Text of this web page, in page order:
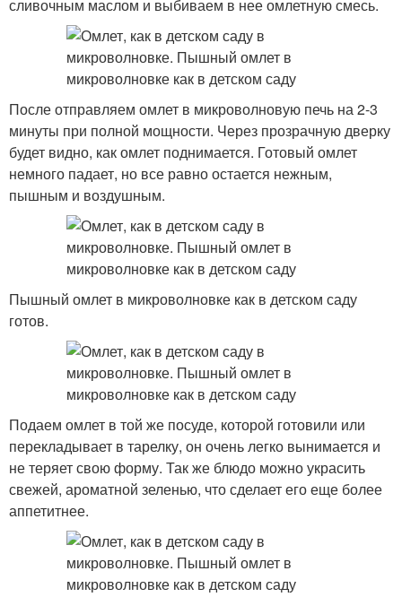
сливочным маслом и выбиваем в нее омлетную смесь.
После отправляем омлет в микроволновую печь на 2-3
минуты при полной мощности. Через прозрачную дверку
будет видно, как омлет поднимается. Готовый омлет
немного падает, но все равно остается нежным,
пышным и воздушным.
Пышный омлет в микроволновке как в детском саду
готов.
Подаем омлет в той же посуде, которой готовили или
перекладывает в тарелку, он очень легко вынимается и
не теряет свою форму. Так же блюдо можно украсить
свежей, ароматной зеленью, что сделает его еще более
аппетитнее.